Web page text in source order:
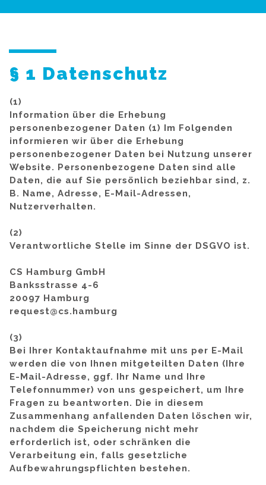
§ 1 Datenschutz
(1)
Information über die Erhebung
personenbezogener Daten (1) Im Folgenden
informieren wir über die Erhebung
personenbezogener Daten bei Nutzung unserer
Website. Personenbezogene Daten sind alle
Daten, die auf Sie persönlich beziehbar sind, z.
B. Name, Adresse, E-Mail-Adressen,
Nutzerverhalten.
(2)
Verantwortliche Stelle im Sinne der DSGVO ist.
CS Hamburg GmbH
Banksstrasse 4-6
20097 Hamburg
request@cs.hamburg
(3)
Bei Ihrer Kontaktaufnahme mit uns per E-Mail
werden die von Ihnen mitgeteilten Daten (Ihre
E-Mail-Adresse, ggf. Ihr Name und Ihre
Telefonnummer) von uns gespeichert, um Ihre
Fragen zu beantworten. Die in diesem
Zusammenhang anfallenden Daten löschen wir,
nachdem die Speicherung nicht mehr
erforderlich ist, oder schränken die
Verarbeitung ein, falls gesetzliche
Aufbewahrungspflichten bestehen.